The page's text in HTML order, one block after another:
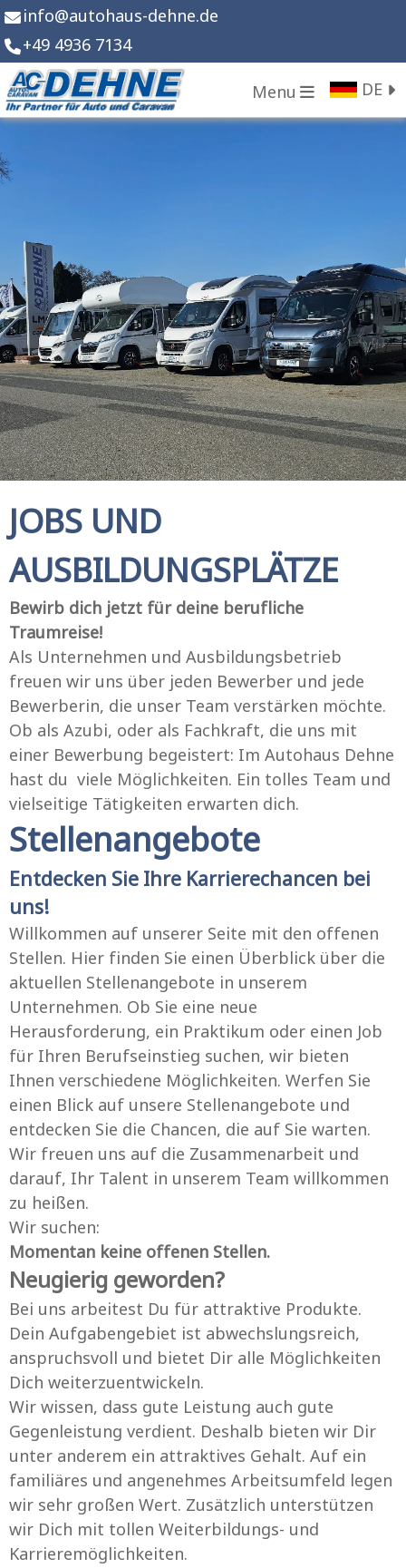
Menu
info@autohaus-dehne.de
+49 4936 7134
DE
JOBS UND
AUSBILDUNGSPLÄTZE
Bewirb dich jetzt für deine berufliche
Traumreise!
Als Unternehmen und Ausbildungsbetrieb
freuen wir uns über jeden Bewerber und jede
Bewerberin, die unser Team verstärken möchte.
Ob als Azubi, oder als Fachkraft, die uns mit
einer Bewerbung begeistert: Im Autohaus Dehne
hast du viele Möglichkeiten. Ein tolles Team und
vielseitige Tätigkeiten erwarten dich.
Stellenangebote
Entdecken Sie Ihre Karrierechancen bei
uns!
Willkommen auf unserer Seite mit den offenen
Stellen. Hier finden Sie einen Überblick über die
aktuellen Stellenangebote in unserem
Unternehmen. Ob Sie eine neue
Herausforderung, ein Praktikum oder einen Job
für Ihren Berufseinstieg suchen, wir bieten
Ihnen verschiedene Möglichkeiten. Werfen Sie
einen Blick auf unsere Stellenangebote und
entdecken Sie die Chancen, die auf Sie warten.
Wir freuen uns auf die Zusammenarbeit und
darauf, Ihr Talent in unserem Team willkommen
zu heißen.
Wir suchen:
Momentan keine offenen Stellen.
Neugierig geworden?
Bei uns arbeitest Du für attraktive Produkte.
Dein Aufgabengebiet ist abwechslungsreich,
anspruchsvoll und bietet Dir alle Möglichkeiten
Dich weiterzuentwickeln.
Wir wissen, dass gute Leistung auch gute
Gegenleistung verdient. Deshalb bieten wir Dir
unter anderem ein attraktives Gehalt. Auf ein
familiäres und angenehmes Arbeitsumfeld legen
wir sehr großen Wert. Zusätzlich unterstützen
wir Dich mit tollen Weiterbildungs- und
Karrieremöglichkeiten.